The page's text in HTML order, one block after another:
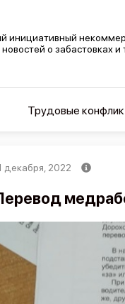
инициативный
о забастовках
Трудовые
декабря, 2022